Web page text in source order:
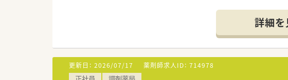
【店舗情報と応需状況について】
■西古川駅から車で25分ほどの立地にあり、内
■1日の処方箋応需枚数は60枚から70枚程度と
■現在は正社員の薬剤師2名と正社員の事務ス
【法人特徴について】
■地域密着型の薬局運営を目指しており、患者
詳細を
更新日： 2026/07/17 薬剤師求人ID： 714978